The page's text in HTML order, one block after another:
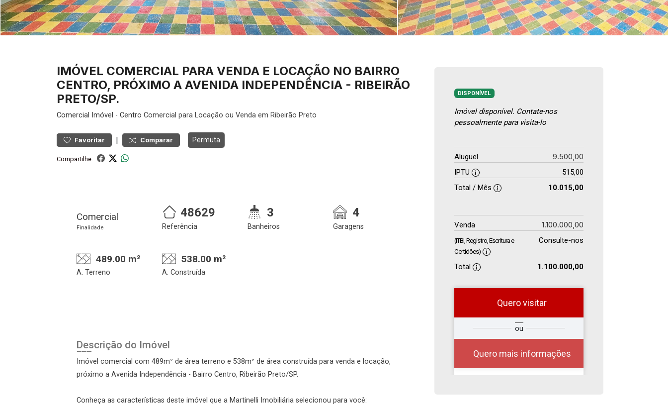
IMÓVEL COMERCIAL PARA VENDA E LOCAÇÃO NO BAIRRO
CENTRO, PRÓXIMO A AVENIDA INDEPENDÊNCIA - RIBEIRÃO
PRETO/SP.
Comercial Imóvel - Centro Comercial para Locação ou Venda em Ribeirão Preto
Favoritar | Comparar Permuta
Compartilhe:
Comercial
Finalidade
48629
Referência
3
Banheiros
4
Garagens
489.00 m²
A. Terreno
538.00 m²
A. Construída
Descrição do Imóvel
Imóvel comercial com 489m² de área terreno e 538m² de área construída para venda e locação,
próximo a Avenida Independência - Bairro Centro, Ribeirão Preto/SP.
Conheça as características deste imóvel que a Martinelli Imobiliária selecionou para você:
DISPONÍVEL
Imóvel disponível. Contate-nos
pessoalmente para visita-lo
Aluguel 9.500,00
IPTU
515,00
Total / Mês
10.015,00
Venda 1.100.000,00
(ITBI, Registro, Escritura e
Certidões)
Consulte-nos
Total 1.100.000,00
Quero visitar
ou
Quero mais informações
Deseja
Comprar
ou
Alugar
?
Imobiliária